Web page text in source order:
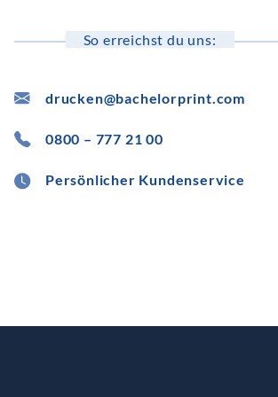
So erreichst du uns:
drucken@bachelorprint.com
0800 – 777 21 00
Persönlicher Kundenservice